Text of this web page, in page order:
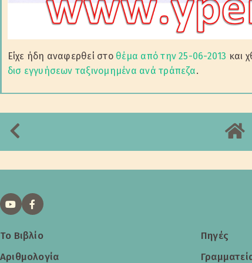
Είχε ήδη αναφερθεί στο θέμα από την 25-06-2013 και
δισ εγγυήσεων ταξινομημένα ανά τράπεζα.
Το Βιβλίο
Αριθμολογία
Πηγές